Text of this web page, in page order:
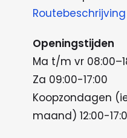
Routebeschrijving
Openingstijden
Ma t/m vr
Za 09:00-17:00
Koopzondagen
maand) 12:00-